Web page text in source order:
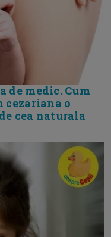
de medic. Cum
cezariana o
cea naturala